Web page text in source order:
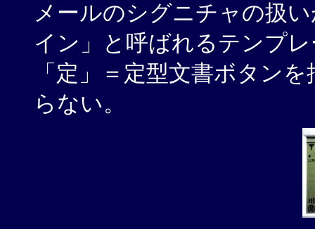
メールのシグニチャの扱
イン」と呼ばれるテンプ
「定」＝定型文書ボタン
らない。